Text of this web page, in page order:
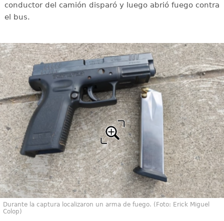
conductor del camión disparó y luego abrió fuego contra
el bus.
Durante la captura localizaron un arma de fuego. (Foto: Erick Miguel
Colop)